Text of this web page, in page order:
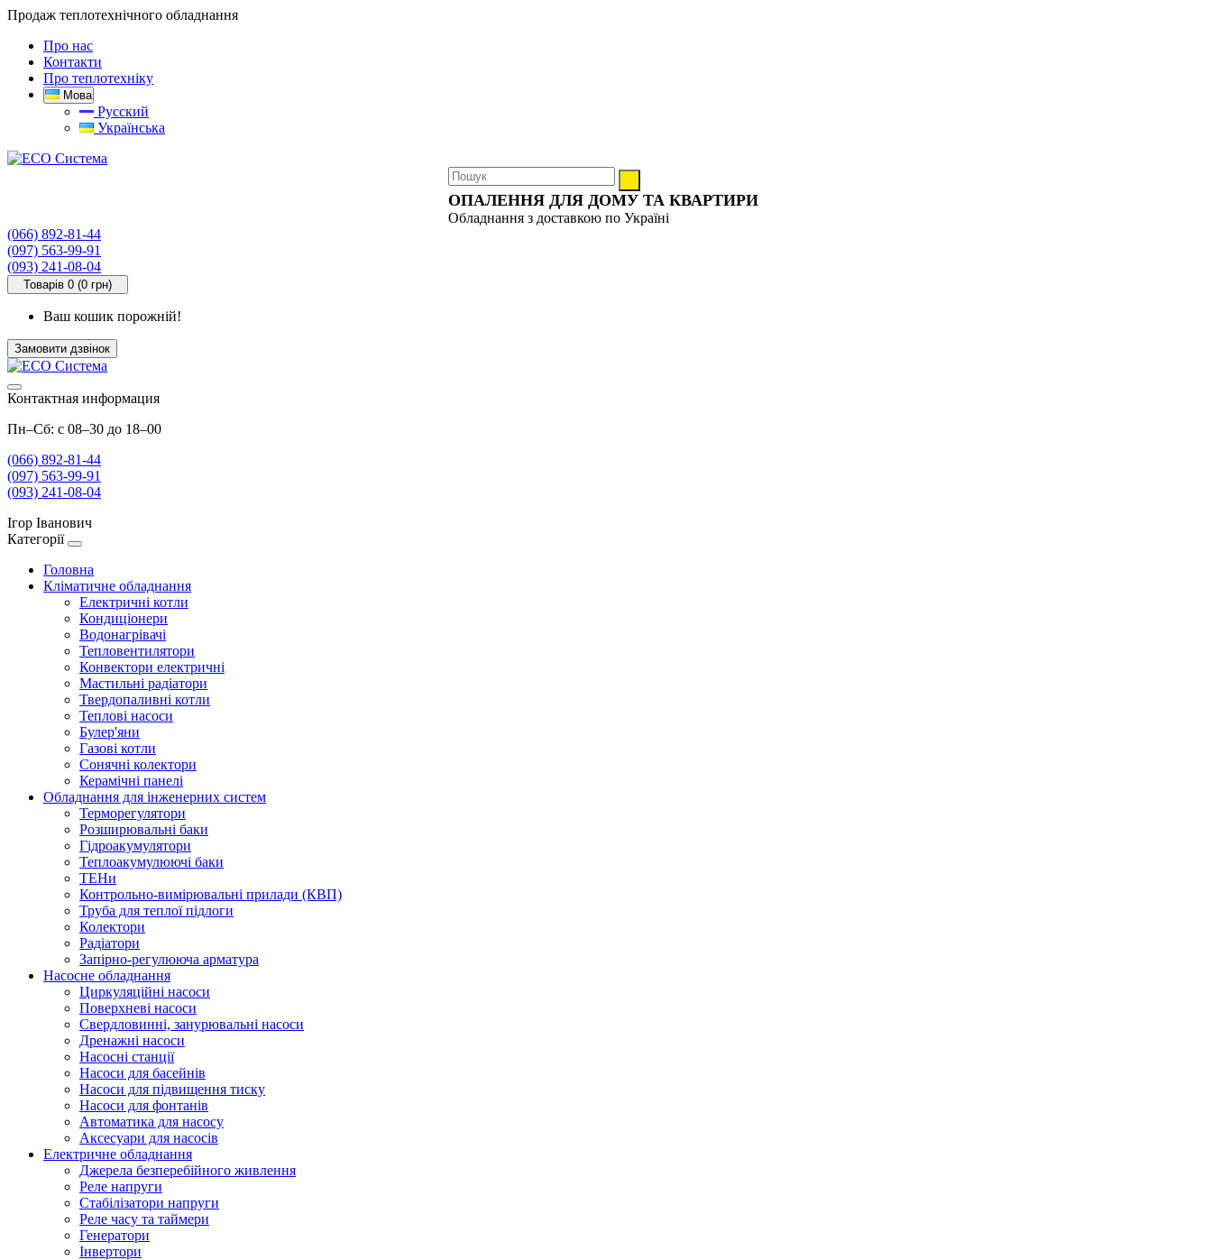
Продаж теплотехнічного обладнання
Про нас
Контакти
Про теплотехніку
Мова
Русский
Українська
ОПАЛЕННЯ ДЛЯ ДОМУ ТА КВАРТИРИ
Обладнання з доставкою по Україні
(066) 892-81-44
(097) 563-99-91
(093) 241-08-04
Товарів 0 (0 грн)
Ваш кошик порожній!
Замовити дзвінок
Контактная информация
Пн–Сб: с 08–30 до 18–00
(066) 892-81-44
(097) 563-99-91
(093) 241-08-04
Ігор Іванович
Категорії
Головна
Кліматичне обладнання
Електричні котли
Кондиціонери
Водонагрівачі
Тепловентилятори
Конвектори електричні
Мастильні радіатори
Твердопаливні котли
Теплові насоси
Булер'яни
Газові котли
Сонячні колектори
Керамічні панелі
Обладнання для інженерних систем
Терморегулятори
Розширювальні баки
Гідроакумулятори
Теплоакумулюючі баки
ТЕНи
Контрольно-вимірювальні прилади (КВП)
Труба для теплої підлоги
Колектори
Радіатори
Запірно-регулююча арматура
Насосне обладнання
Циркуляційні насоси
Поверхневі насоси
Свердловинні, занурювальні насоси
Дренажні насоси
Насосні станції
Насоси для басейнів
Насоси для підвищення тиску
Насоси для фонтанів
Автоматика для насосу
Аксесуари для насосів
Електричне обладнання
Джерела безперебійного живлення
Реле напруги
Стабілізатори напруги
Реле часу та таймери
Генератори
Інвертори